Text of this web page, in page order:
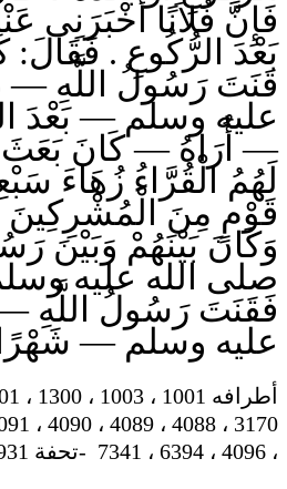
فَإِنَّ فُلاَنًا أَخْبَرَنِى
بَعْدَ الرُّكُوعِ . فَقَالَ:
قَنَتَ رَسُولُ اللَّهِ —
عليه وسلم — بَعْدَ
— أُرَاهُ — كَانَ بَعَثَ
لَهُمُ الْقُرَّاءُ زُهَاءَ
قَوْمٍ مِنَ الْمُشْرِكِينَ
وَكَانَ بَيْنَهُمْ وَبَيْنَ
صلى الله عليه
فَقَنَتَ رَسُولُ اللَّهِ
عليه وسلم —
، 4096 ، 6394 ، 7341 -تحفة 931